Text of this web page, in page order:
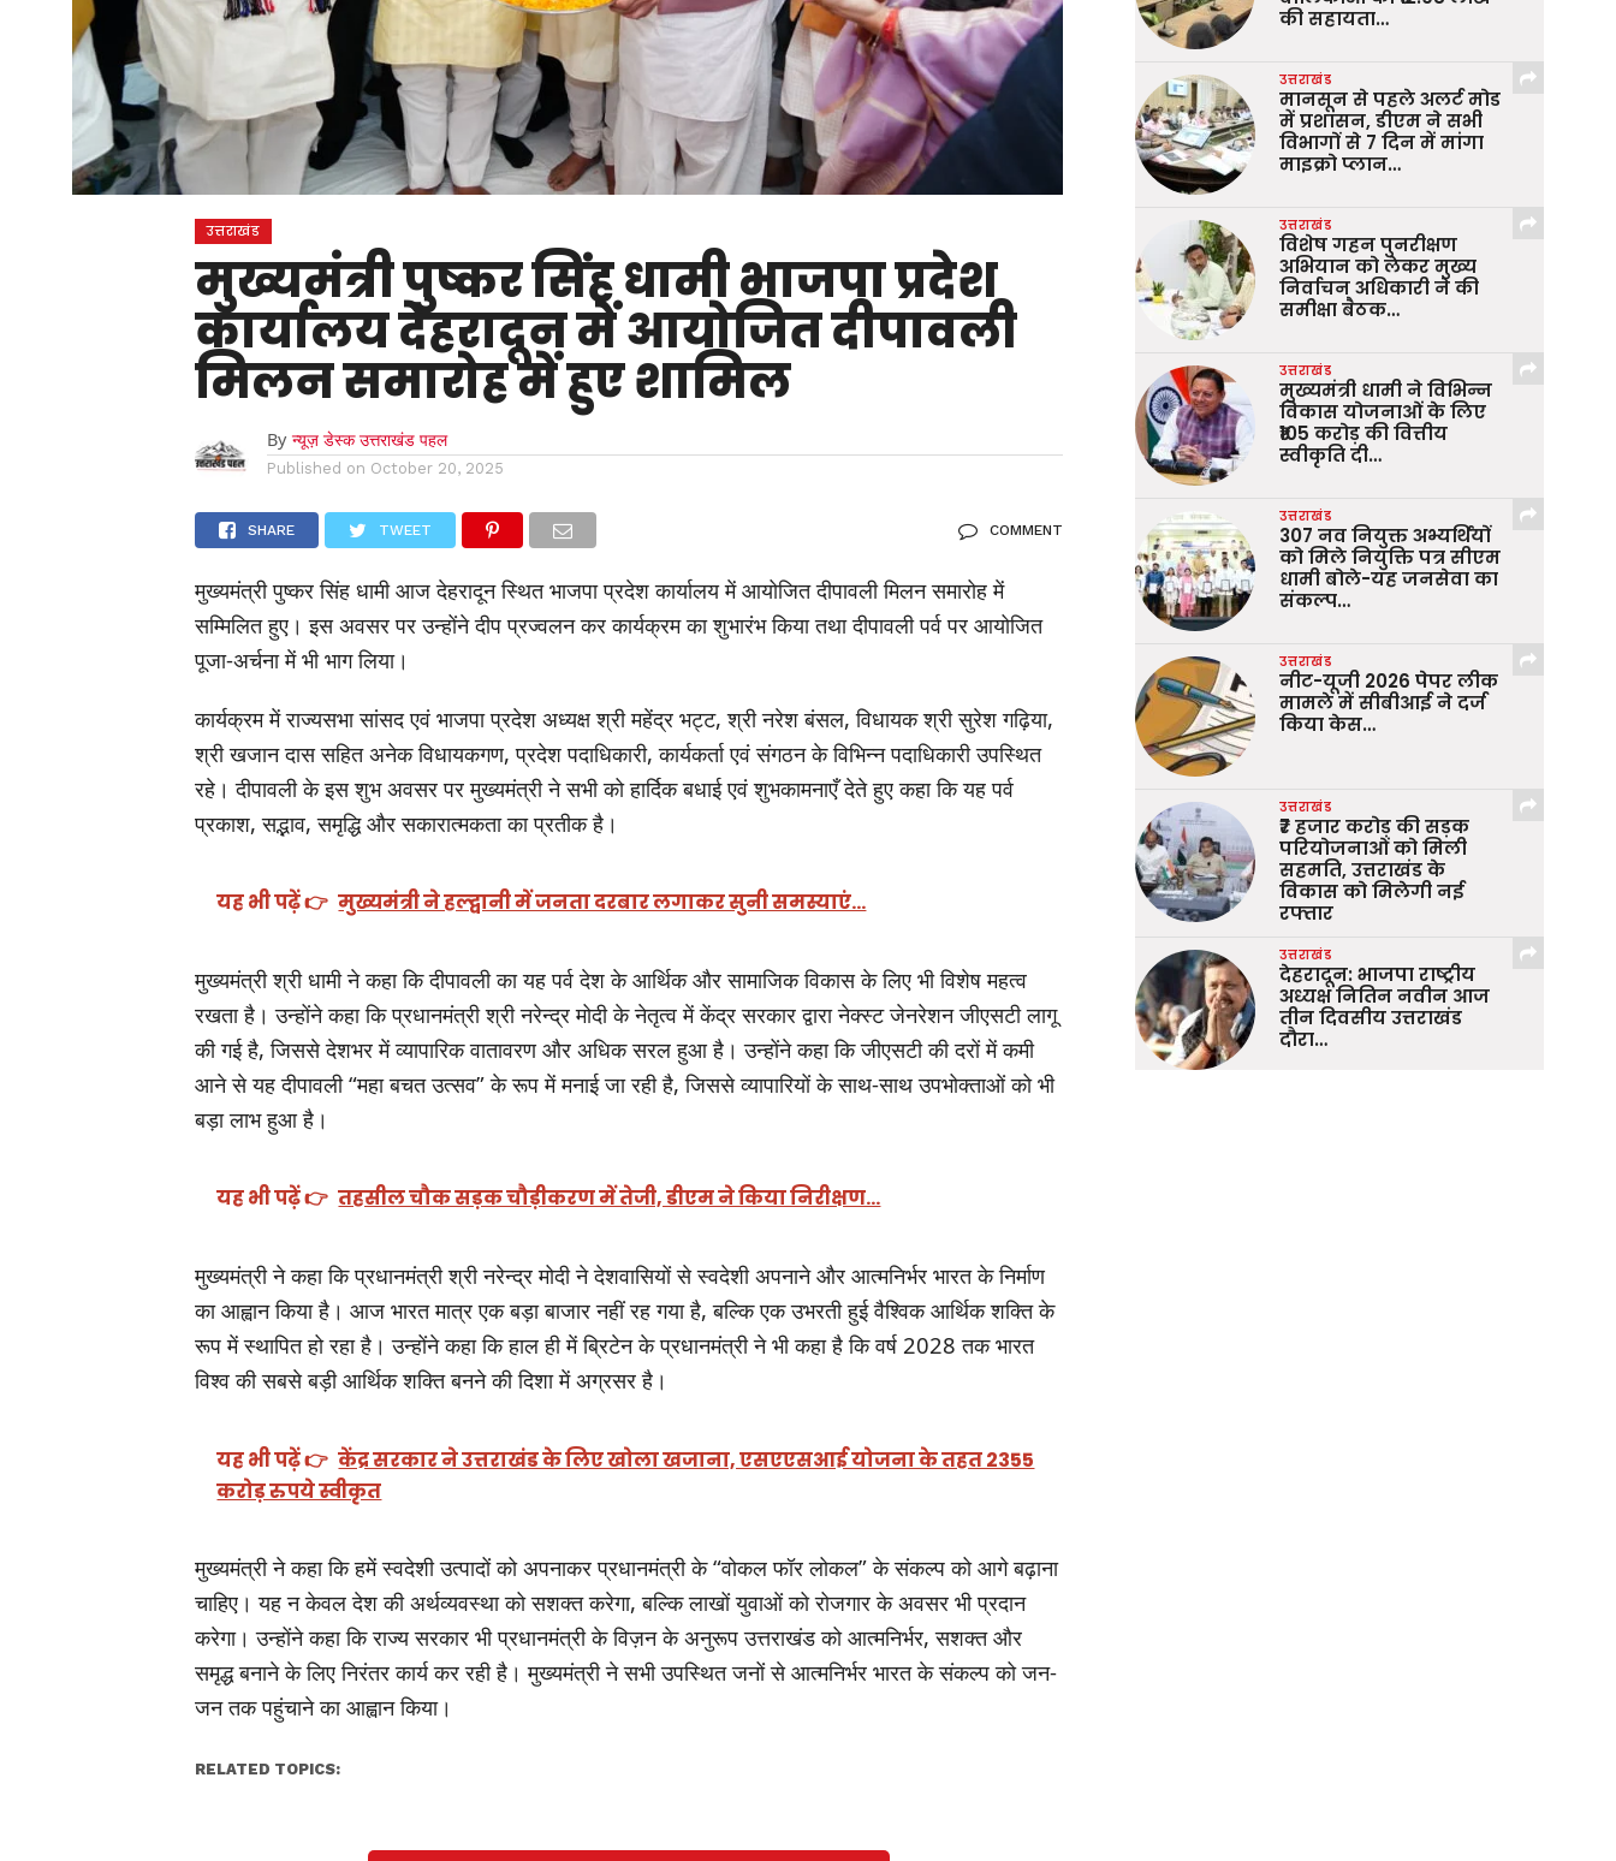
उत्तराखंड
मुख्यमंत्री पुष्कर सिंह धामी भाजपा प्रदेश
कार्यालय देहरादून में आयोजित दीपावली
मिलन समारोह में हुए शामिल
By न्यूज़ डेस्क उत्तराखंड पहल
Published on October 20, 2025
SHARE TWEET COMMENT
मुख्यमंत्री पुष्कर सिंह धामी आज देहरादून स्थित भाजपा प्रदेश कार्यालय में आयोजित दीपावली मिलन समारोह में
सम्मिलित हुए। इस अवसर पर उन्होंने दीप प्रज्वलन कर कार्यक्रम का शुभारंभ किया तथा दीपावली पर्व पर आयोजित
पूजा-अर्चना में भी भाग लिया।
कार्यक्रम में राज्यसभा सांसद एवं भाजपा प्रदेश अध्यक्ष श्री महेंद्र भट्ट, श्री नरेश बंसल, विधायक श्री सुरेश गढ़िया,
श्री खजान दास सहित अनेक विधायकगण, प्रदेश पदाधिकारी, कार्यकर्ता एवं संगठन के विभिन्न पदाधिकारी उपस्थित
रहे। दीपावली के इस शुभ अवसर पर मुख्यमंत्री ने सभी को हार्दिक बधाई एवं शुभकामनाएँ देते हुए कहा कि यह पर्व
प्रकाश, सद्भाव, समृद्धि और सकारात्मकता का प्रतीक है।
यह भी पढ़ें 👉 मुख्यमंत्री ने हल्द्वानी में जनता दरबार लगाकर सुनी समस्याएं…
मुख्यमंत्री श्री धामी ने कहा कि दीपावली का यह पर्व देश के आर्थिक और सामाजिक विकास के लिए भी विशेष महत्व
रखता है। उन्होंने कहा कि प्रधानमंत्री श्री नरेन्द्र मोदी के नेतृत्व में केंद्र सरकार द्वारा नेक्स्ट जेनरेशन जीएसटी लागू
की गई है, जिससे देशभर में व्यापारिक वातावरण और अधिक सरल हुआ है। उन्होंने कहा कि जीएसटी की दरों में कमी
आने से यह दीपावली “महा बचत उत्सव” के रूप में मनाई जा रही है, जिससे व्यापारियों के साथ-साथ उपभोक्ताओं को भी
बड़ा लाभ हुआ है।
यह भी पढ़ें 👉 तहसील चौक सड़क चौड़ीकरण में तेजी, डीएम ने किया निरीक्षण…
मुख्यमंत्री ने कहा कि प्रधानमंत्री श्री नरेन्द्र मोदी ने देशवासियों से स्वदेशी अपनाने और आत्मनिर्भर भारत के निर्माण
का आह्वान किया है। आज भारत मात्र एक बड़ा बाजार नहीं रह गया है, बल्कि एक उभरती हुई वैश्विक आर्थिक शक्ति के
रूप में स्थापित हो रहा है। उन्होंने कहा कि हाल ही में ब्रिटेन के प्रधानमंत्री ने भी कहा है कि वर्ष 2028 तक भारत
विश्व की सबसे बड़ी आर्थिक शक्ति बनने की दिशा में अग्रसर है।
यह भी पढ़ें 👉 केंद्र सरकार ने उत्तराखंड के लिए खोला खजाना, एसएएसआई योजना के तहत 2355
करोड़ रुपये स्वीकृत
मुख्यमंत्री ने कहा कि हमें स्वदेशी उत्पादों को अपनाकर प्रधानमंत्री के “वोकल फॉर लोकल” के संकल्प को आगे बढ़ाना
चाहिए। यह न केवल देश की अर्थव्यवस्था को सशक्त करेगा, बल्कि लाखों युवाओं को रोजगार के अवसर भी प्रदान
करेगा। उन्होंने कहा कि राज्य सरकार भी प्रधानमंत्री के विज़न के अनुरूप उत्तराखंड को आत्मनिर्भर, सशक्त और
समृद्ध बनाने के लिए निरंतर कार्य कर रही है। मुख्यमंत्री ने सभी उपस्थित जनों से आत्मनिर्भर भारत के संकल्प को जन-
जन तक पहुंचाने का आह्वान किया।
RELATED TOPICS:
की सहायता…
उत्तराखंड
मानसून से पहले अलर्ट मोड
में प्रशासन, डीएम ने सभी
विभागों से 7 दिन में मांगा
माइक्रो प्लान…
उत्तराखंड
विशेष गहन पुनरीक्षण
अभियान को लेकर मुख्य
निर्वाचन अधिकारी ने की
समीक्षा बैठक…
उत्तराखंड
मुख्यमंत्री धामी ने विभिन्न
विकास योजनाओं के लिए
₹105 करोड़ की वित्तीय
स्वीकृति दी…
उत्तराखंड
307 नव नियुक्त अभ्यर्थियों
को मिले नियुक्ति पत्र सीएम
धामी बोले-यह जनसेवा का
संकल्प…
उत्तराखंड
नीट-यूजी 2026 पेपर लीक
मामले में सीबीआई ने दर्ज
किया केस…
उत्तराखंड
₹7 हजार करोड़ की सड़क
परियोजनाओं को मिली
सहमति, उत्तराखंड के
विकास को मिलेगी नई
रफ्तार
उत्तराखंड
देहरादून: भाजपा राष्ट्रीय
अध्यक्ष नितिन नवीन आज
तीन दिवसीय उत्तराखंड
दौरा…